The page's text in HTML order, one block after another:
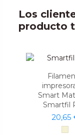
Los
producto
Smart
Smartfil
20,65